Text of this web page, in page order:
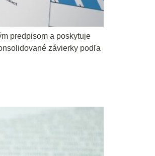
predpisom a poskytuje
závierky podľa